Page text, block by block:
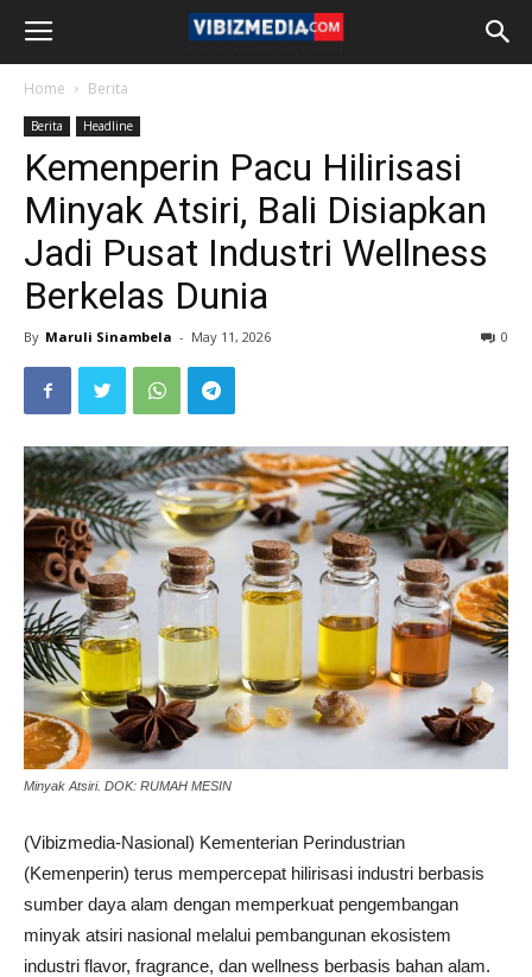
Home Berita
Berita Headline
Kemenperin Pacu Hilirisasi
Minyak Atsiri, Bali Disiapkan
Jadi Pusat Industri Wellness
Berkelas Dunia
By Maruli Sinambela - May 11, 2026 0
Minyak Atsiri. DOK: RUMAH MESIN
(Vibizmedia-Nasional) Kementerian Perindustrian
(Kemenperin) terus mempercepat hilirisasi industri berbasis
sumber daya alam dengan memperkuat pengembangan
minyak atsiri nasional melalui pembangunan ekosistem
industri flavor, fragrance, dan wellness berbasis bahan alam.